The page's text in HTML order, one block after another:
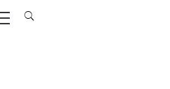
Primary
Menu